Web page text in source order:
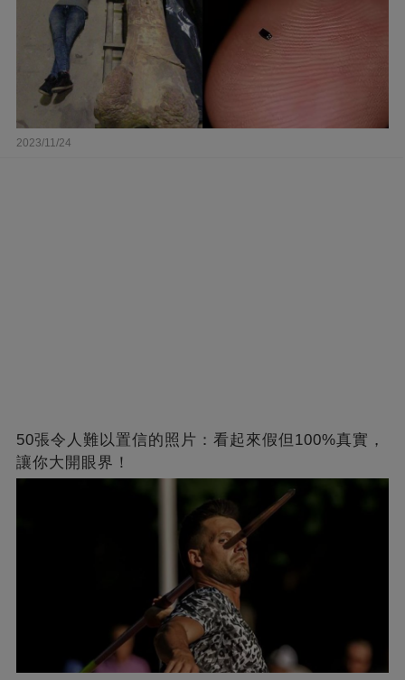
2023/11/24
50張令人難以置信的照片：看起來假但100%真實，
讓你大開眼界！